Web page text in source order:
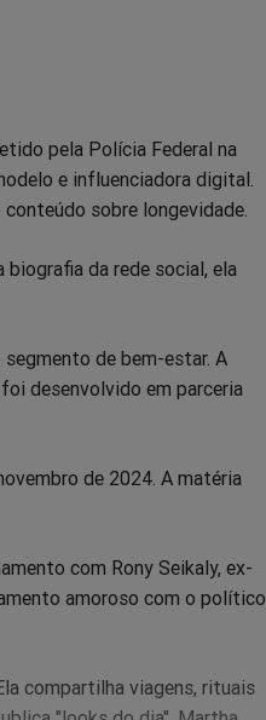
pela Polícia Federal na
e influenciadora digital.
sobre longevidade.
da rede social, ela
de bem-estar. A
desenvolvido em parceria
de 2024. A matéria
com Rony Seikaly, ex-
amoroso com o político
compartilha viagens, rituais